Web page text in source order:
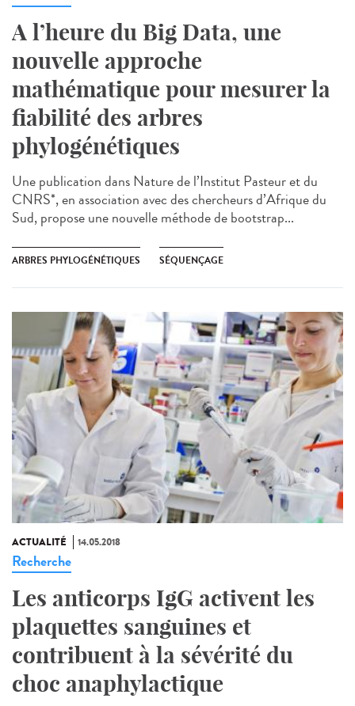
A l’heure du Big Data, une
nouvelle approche
mathématique pour mesurer la
fiabilité des arbres
phylogénétiques
Une publication dans Nature de l’Institut Pasteur et du
CNRS*, en association avec des chercheurs d’Afrique du
Sud, propose une nouvelle méthode de bootstrap...
ARBRES PHYLOGÉNÉTIQUES SÉQUENÇAGE
ACTUALITÉ 14.05.2018
Recherche
Les anticorps IgG activent les
plaquettes sanguines et
contribuent à la sévérité du
choc anaphylactique